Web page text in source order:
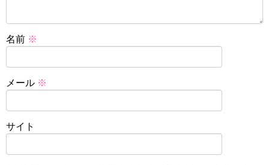
名前 ※
メール ※
サイト